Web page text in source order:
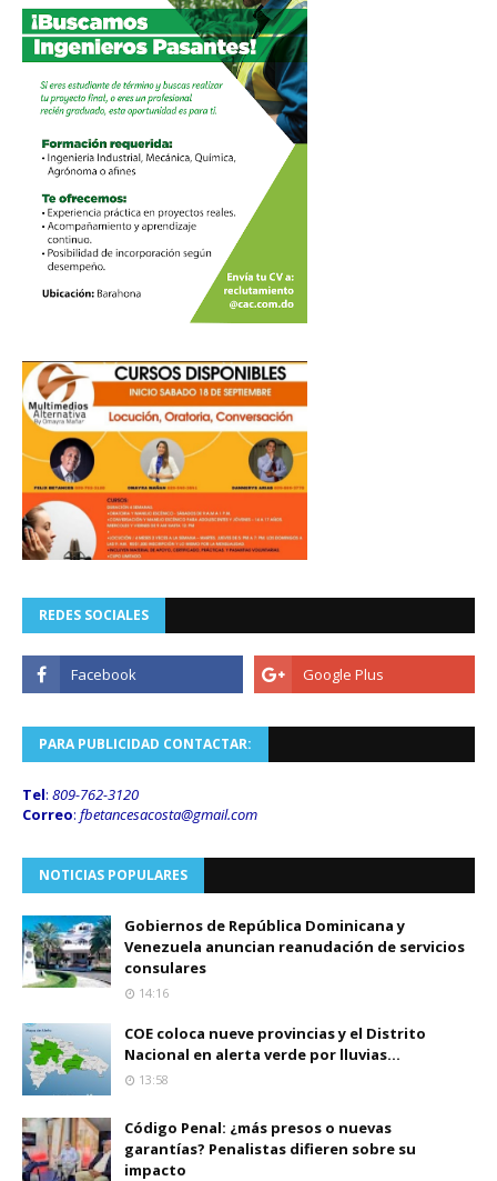
REDES SOCIALES
PARA PUBLICIDAD CONTACTAR:
Tel: 809-762-3120
Correo: fbetancesacosta@gmail.com
NOTICIAS POPULARES
Gobiernos de República Dominicana y
Venezuela anuncian reanudación de servicios
consulares
14:16
COE coloca nueve provincias y el Distrito
Nacional en alerta verde por lluvias...
13:58
Código Penal: ¿más presos o nuevas
garantías? Penalistas difieren sobre su
impacto